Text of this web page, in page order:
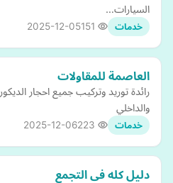
السيارات…
خدمات 2025-12-05
العاصمة للمقاولات
رائدة توريد وتركيب جميع احجار
والداخلي
خدمات 2025-12-06
دليل كله فى التجمع